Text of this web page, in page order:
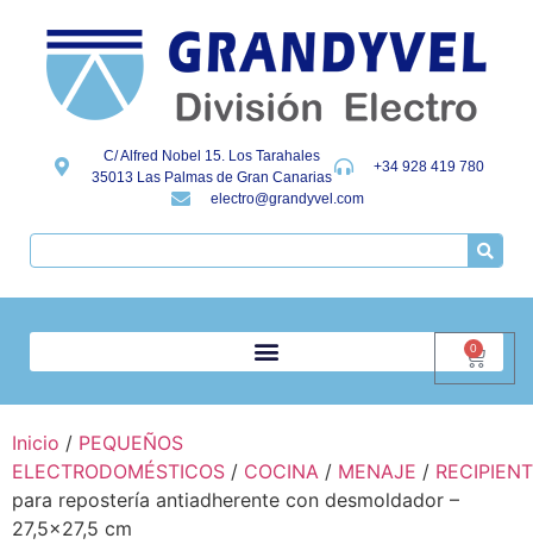
C/ Alfred Nobel 15. Los Tarahales
35013 Las Palmas de Gran Canarias
+34 928 419 780
electro@grandyvel.com
0
Inicio / PEQUEÑOS
ELECTRODOMÉSTICOS / COCINA / MENAJE /
para repostería antiadherente con desmoldador –
27,5×27,5 cm